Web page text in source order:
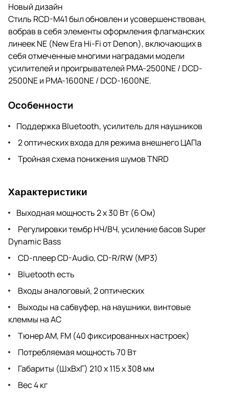
Новый дизайн
Стиль RCD-M41 был обновлен и усовершенствован,
вобрав в себя элементы оформления флагманских
линеек NE (New Era Hi-Fi от Denon), включающих в
себя отмеченные многими наградами модели
усилителей и проигрывателей PMA-2500NE / DCD-
2500NE и PMA-1600NE / DCD-1600NE.
Особенности
Поддержка Bluetooth, усилитель для наушников
2 оптических входа для режима внешнего ЦАПа
Тройная схема понижения шумов TNRD
Характеристики
Выходная мощность 2 х 30 Вт (6 Ом)
Регулировки тембр НЧ/ВЧ, усиление басов Super
Dynamic Bass
CD-плеер CD-Audio, CD-R/RW (MP3)
Bluetooth есть
Входы аналоговый, 2 оптических
Выходы на сабвуфер, на наушники, винтовые
клеммы на АС
Тюнер AM, FM (40 фиксированных настроек)
Потребляемая мощность 70 Вт
Габариты (ШхВхГ) 210 x 115 x 308 мм
Вес 4 кг